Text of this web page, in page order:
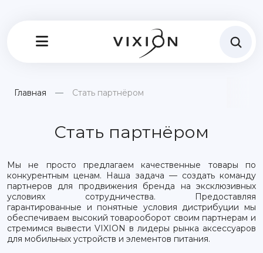
Главная Стать партнёром
Стать партнёром
Мы не просто предлагаем качественные товары по
конкурентным ценам. Наша задача — создать команду
партнеров для продвижения бренда на эксклюзивных
условиях сотрудничества. Предоставляя
гарантированные и понятные условия дистрибуции мы
обеспечиваем высокий товарооборот своим партнерам и
стремимся вывести VIXION в лидеры рынка аксессуаров
для мобильных устройств и элементов питания.